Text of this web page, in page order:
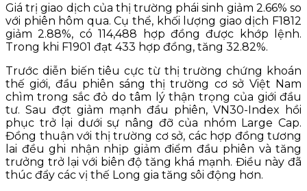
Giá trị giao dịch của thị trường phái sinh giảm 2.66% so
với phiên hôm qua. Cụ thể, khối lượng giao dịch F1812
giảm 2.88%, có 114,488 hợp đồng được khớp lệnh.
Trong khi F1901 đạt 433 hợp đồng, tăng 32.82%.
Trước diễn biến tiêu cực từ thị trường chứng khoán
thế giới, đầu phiên sáng thị trường cơ sở Việt Nam
chìm trong sắc đỏ do tâm lý thận trọng của giới đầu
tư. Sau đợt giảm mạnh đầu phiên, VN30-Index hồi
phục trở lại dưới sự nâng đỡ của nhóm Large Cap.
Đồng thuận với thị trường cơ sở, các hợp đồng tương
lai đều ghi nhận nhịp giảm điểm đầu phiên và tăng
trưởng trở lại với biên độ tăng khá mạnh. Điều này đã
thúc đẩy các vị thế Long gia tăng sôi động hơn.